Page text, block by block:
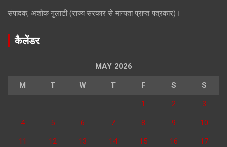
संपादक, अशोक गुलाटी (राज्य सरकार से मान्यता प्राप्त पत्रकार)।
कैलेंडर
MAY 2026
M T W T F S S
1 2 3
4 5 6 7 8 9 10
11 12 13 14 15 16 17